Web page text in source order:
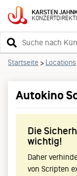
KARSTEN
Suchbegriff
eingeben
Startseite > Locations
Autokino
Die
wichtig!
Daher
von Scripten